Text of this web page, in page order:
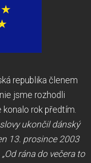
republika členem
jsme rozhodli
rok předtím.
ukončil dánský
13. prosince 2003
rána do večera to